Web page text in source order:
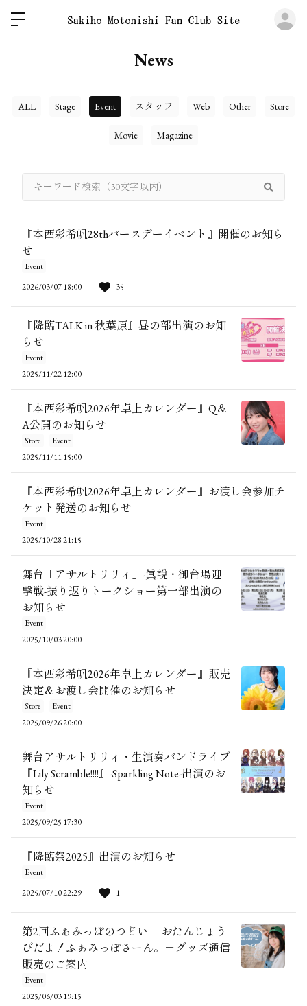
News
ALL Stage Event スタッフ Web Other Store
Movie Magazine
『本西彩希帆28thバースデーイベント』開催のお知ら
せ
Event
2026/03/07 18:00
35
『降臨TALK in 秋葉原』昼の部出演のお知
らせ
Event
2025/11/22 12:00
『本西彩希帆2026年卓上カレンダー』Q＆
A公開のお知らせ
Store
Event
2025/11/11 15:00
『本西彩希帆2026年卓上カレンダー』お渡し会参加チ
ケット発送のお知らせ
Event
2025/10/28 21:15
舞台「アサルトリリィ」-眞說・御台場迎
撃戦-振り返りトークショー第一部出演の
お知らせ
Event
2025/10/03 20:00
『本西彩希帆2026年卓上カレンダー』販売
決定＆お渡し会開催のお知らせ
Store
Event
2025/09/26 20:00
舞台アサルトリリィ・生演奏バンドライブ
『Lily Scramble!!!!』-Sparkling Note-出演のお
知らせ
Event
2025/09/25 17:30
『降臨祭2025』出演のお知らせ
Event
2025/07/10 22:29
1
第2回ふぁみっぽのつどい －おたんじょう
びだよ！ふぁみっぽさーん。－グッズ通信
販売のご案内
Event
2025/06/03 19:15